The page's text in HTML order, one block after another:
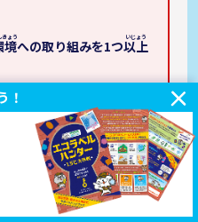
！
境への取り組みを1つ以上
者向けアンケートに全問回
ていること
わせ先
ロジェクト事務局